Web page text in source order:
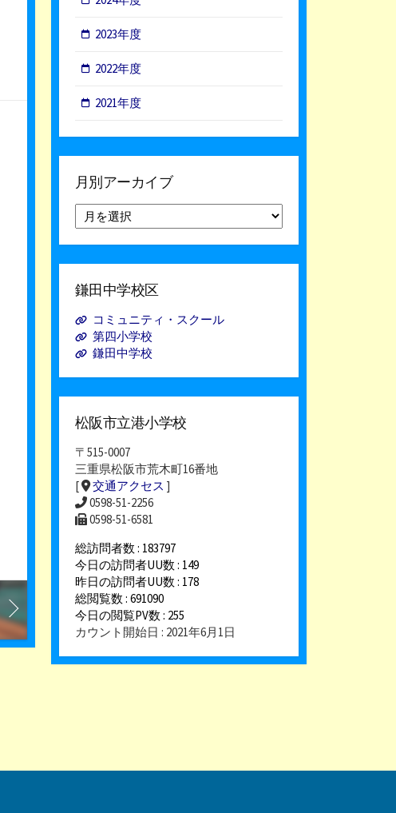
2023年度
2022年度
2021年度
月別アーカイブ
別
ア
ー
イ
鎌田中学校区
コミュニティ・スクール
第四小学校
鎌田中学校
松阪市立港小学校
〒515-0007
三重県松阪市荒木町16番地
[
交通アクセス ]
0598-51-2256
0598-51-6581
総訪問者数 : 183797
今日の訪問者UU数 : 149
昨日の訪問者UU数 : 178
総閲覧数 : 691090
今日の閲覧PV数 : 255
カウント開始日 : 2021年6月1日